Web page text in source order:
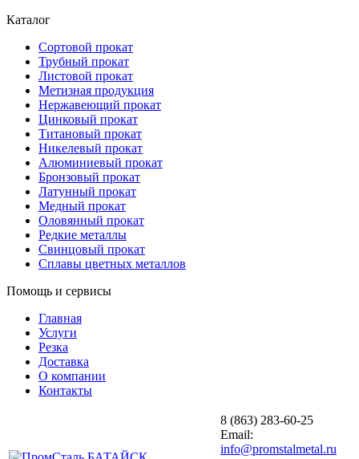
Каталог
Сортовой прокат
Трубный прокат
Листовой прокат
Метизная продукция
Нержавеющий прокат
Цинковый прокат
Титановый прокат
Никелевый прокат
Алюминиевый прокат
Бронзовый прокат
Латунный прокат
Медный прокат
Оловянный прокат
Редкие металлы
Свинцовый прокат
Сплавы цветных металлов
Помощь и сервисы
Главная
Услуги
Резка
Доставка
О компании
Контакты
8 (863) 283-60-25
Email:
info@promstalmetal.ru